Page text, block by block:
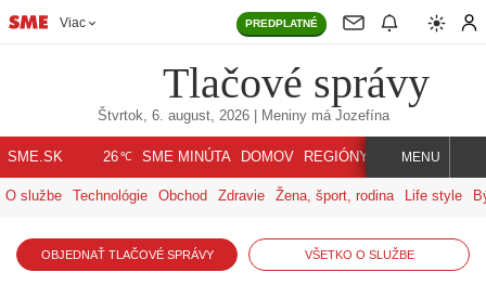
Viac PREDPLATNÉ
Tlačové správy
Štvrtok, 6. august, 2026| Meniny má Jozefína
SME.SK 26℃ SME MINÚTA DOMOV REGIÓNY INDEX SVET
MENU
O službe Technológie Obchod Zdravie Žena, šport, rodina Life style
OBJEDNAŤ TLAČOVÉ SPRÁVY VŠETKO O SLUŽBE